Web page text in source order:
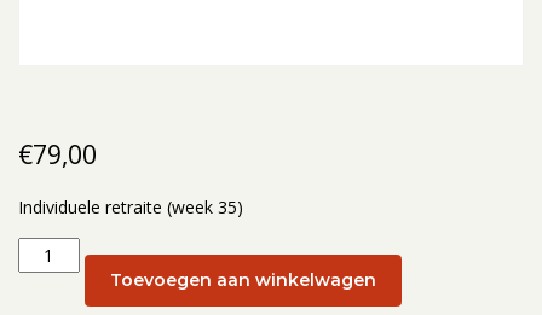
€79,00
Individuele retraite (week 35)
Individuele
retraite
Toevoegen aan winkelwagen